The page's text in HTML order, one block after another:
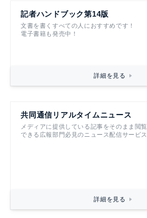
記者ハンドブック第14版
文書を書くすべての人におすすめです！
電子書籍も発売中！
詳細を見る
共同通信リアルタイムニュース
メディアに提供している記事をそのまま閲覧
できる広報部門必見のニュース配信サービス
詳細を見る